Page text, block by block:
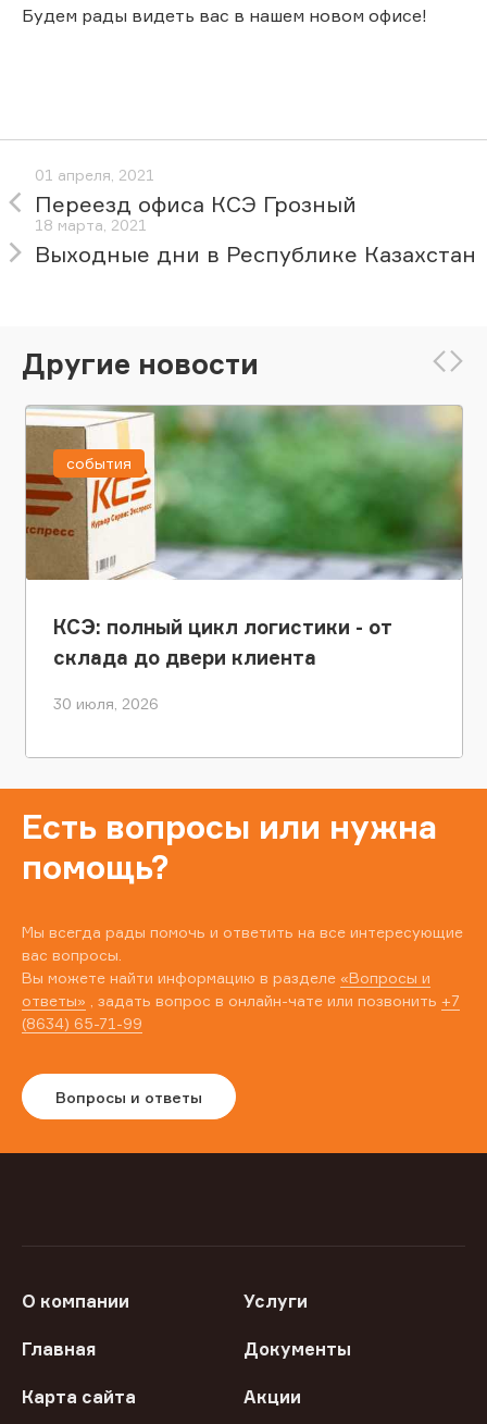
Будем рады видеть вас в нашем новом офисе!
01 апреля, 2021
Переезд офиса КСЭ Грозный
18 марта, 2021
Выходные дни в Республике Казахстан
Другие новости
КСЭ: полный цикл логистики - от
склада до двери клиента
30 июля, 2026
события
Есть вопросы или нужна
помощь?
Мы всегда рады помочь и ответить на все интересующие
вас вопросы.
Вы можете найти информацию в разделе «Вопросы и
ответы» , задать вопрос в онлайн-чате или позвонить +7
(8634) 65-71-99
Вопросы и ответы
О компании Услуги
Главная Документы
Карта сайта Акции